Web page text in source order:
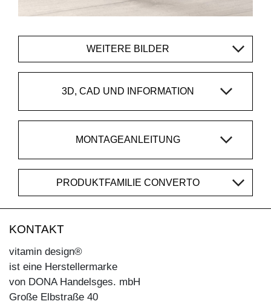
WEITERE BILDER
3D, CAD UND INFORMATION
MONTAGEANLEITUNG
PRODUKTFAMILIE CONVERTO
KONTAKT
vitamin design®
ist eine Herstellermarke
von DONA Handelsges. mbH
Große Elbstraße 40